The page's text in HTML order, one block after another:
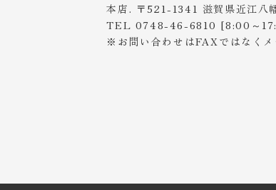
本店. 〒521-1341 滋賀県近江八
TEL 0748-46-6810 [8:00～
※お問い合わせはFAXではなくメ